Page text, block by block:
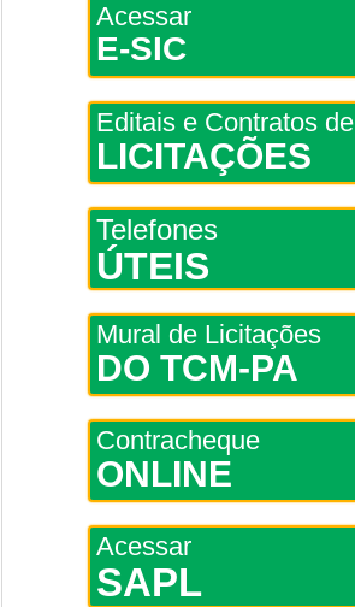
Acessar
E-SIC
Editais e Contratos de
LICITAÇÕES
Telefones
ÚTEIS
Mural de Licitações
DO TCM-PA
Contracheque
ONLINE
Acessar
SAPL